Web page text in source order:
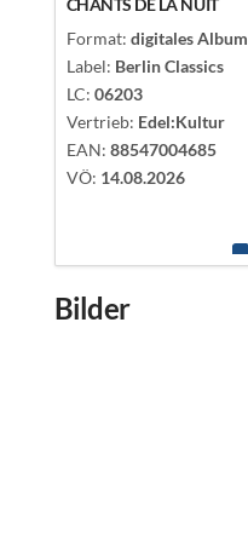
CHANTS DE LA NUIT
Format: digitales Album
Label: Berlin Classics
LC: 06203
Vertrieb: Edel:Kultur
EAN: 88547004685
VÖ: 14.08.2026
Bilder